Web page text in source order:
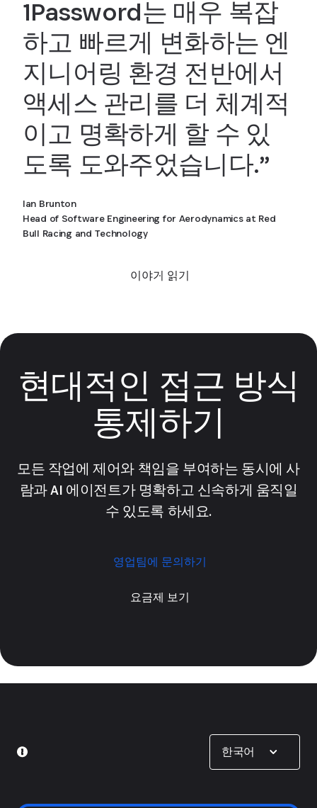
1Password는 매우 복잡
하고 빠르게 변화하는 엔
지니어링 환경 전반에서
액세스 관리를 더 체계적
이고 명확하게 할 수 있
도록 도와주었습니다.”
Ian Brunton
Head of Software Engineering for Aerodynamics at Red
Bull Racing and Technology
이야기 읽기
현대적인 접근 방식
통제하기
모든 작업에 제어와 책임을 부여하는 동시에 사
람과 AI 에이전트가 명확하고 신속하게 움직일
수 있도록 하세요.
영업팀에 문의하기
요금제 보기
한국어
Show options